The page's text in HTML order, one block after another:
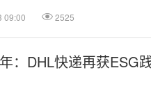
09:00 2525
：DHL快递再获ESG